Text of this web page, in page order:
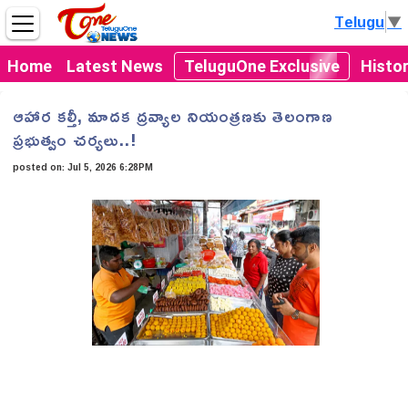
Home Latest News TeluguOne Exclusive
Telugu▼
ఆహార కల్తీ, మాదక ద్రవ్యాల నియంత్రణకు తెలంగాణ
ప్రభుత్వం చర్యలు..!
posted on:Jul 5, 2026 6:28PM